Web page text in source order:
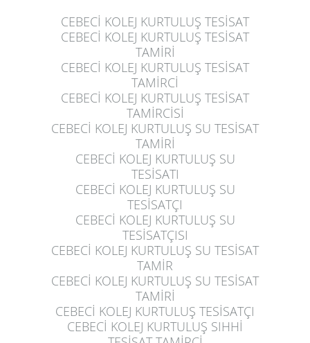
CEBECİ KOLEJ KURTULUŞ TESİSAT
CEBECİ KOLEJ KURTULUŞ TESİSAT
TAMİRİ
CEBECİ KOLEJ KURTULUŞ TESİSAT
TAMİRCİ
CEBECİ KOLEJ KURTULUŞ TESİSAT
TAMİRCİSİ
CEBECİ KOLEJ KURTULUŞ SU TESİSAT
TAMİRİ
CEBECİ KOLEJ KURTULUŞ SU
TESİSATI
CEBECİ KOLEJ KURTULUŞ SU
TESİSATÇI
CEBECİ KOLEJ KURTULUŞ SU
TESİSATÇISI
CEBECİ KOLEJ KURTULUŞ SU TESİSAT
TAMİR
CEBECİ KOLEJ KURTULUŞ SU TESİSAT
TAMİRİ
CEBECİ KOLEJ KURTULUŞ TESİSATÇI
CEBECİ KOLEJ KURTULUŞ SIHHİ